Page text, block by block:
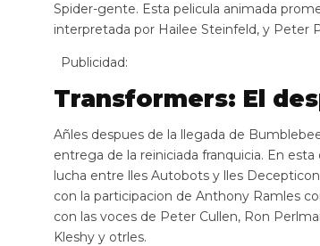
Spider-gente. Esta pelicula animada
interpretada por Hailee Steinfeld, y Peter
Publicidad:
Transformers: El
Añles despues de la llegada de
entrega de la reiniciada franquicia. En
lucha entre lles Autobots y lles
con la participacion de Anthony Ramles
con las voces de Peter Cullen, Ron
Kleshy y otrles.